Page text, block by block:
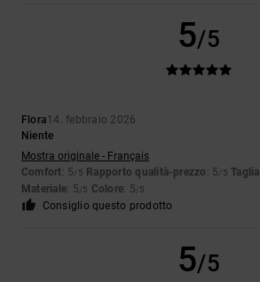
5/5
Flora14. febbraio 2026
Niente
Mostra originale - Français
Comfort: 5/5 Rapporto qualità-prezzo : 5/5 Taglia
Materiale: 5/5 Colore: 5/5
Consiglio questo prodotto
5/5